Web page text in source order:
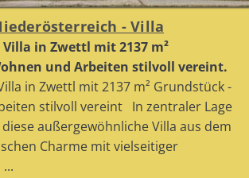
- Villa
in Zwettl mit 2137 m²
und Arbeiten stilvoll vereint.
in Zwettl mit 2137 m² Grundstück -
stilvoll vereint In zentraler Lage
außergewöhnliche Villa aus dem
Charme mit vielseitiger